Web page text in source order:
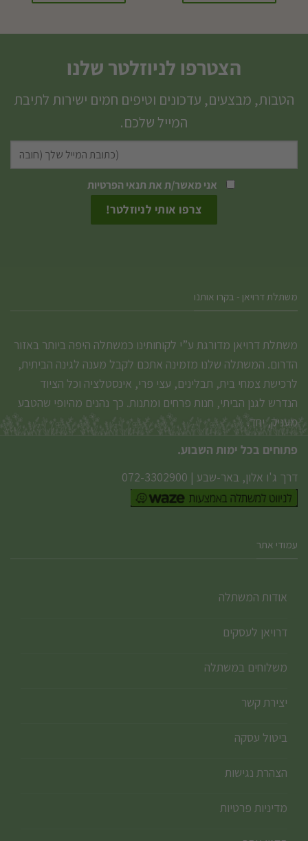
הצטרפו לניוזלטר שלנו
הטבות, מבצעים, עדכונים וטיפים חמים ישירות לתיבת
המייל שלכם.
אני מאשר/ת אתתנאי הפרטיות
משתלת דרויאן - בקרו אותנו
משתלת דרויאן מדורגת ע”י לקוחותינו כמשתלה היפה ביותר באזור
הדרום. המשתלה שלנו מזמינה אתכם לקבל מענה לגינה הביתית,
לרכישת צמחי בית, תבלינים, עצי פרי, אינסטלציה וכל הציוד
הנדרש לגנן הביתי, חנות פרחים ומתנות. כך נהנים מהיופי שהטבע
מעניק, יחד.
פתוחים בכל ימות השבוע.
דרך ג'ו אלון, באר-שבע |
072-3302900
עמודי אתר
אודות המשתלה
דרויאן לעסקים
משלוחים במשתלה
יצירת קשר
ביטול עסקה
הצהרת נגישות
מדיניות פרטיות